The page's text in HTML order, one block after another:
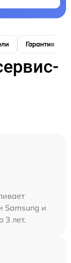
Гарантия
Samsung и
3 лет.